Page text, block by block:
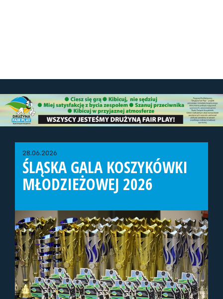
28.06.2026
ŚLĄSKA GALA KOSZYKÓWKI
MŁODZIEŻOWEJ 2026